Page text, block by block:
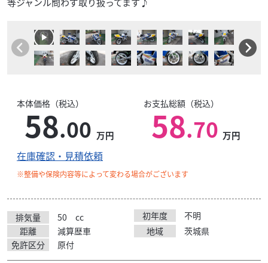
本体価格（税込）
58.00 万円
お支払総額（税込）
58.70 万円
在庫確認・見積依頼
※整備や保険内容等によって変わる場合がございます
排気量 50 cc 初年度
不明
距離
減算歴車 地域
茨城県
免許区分
原付